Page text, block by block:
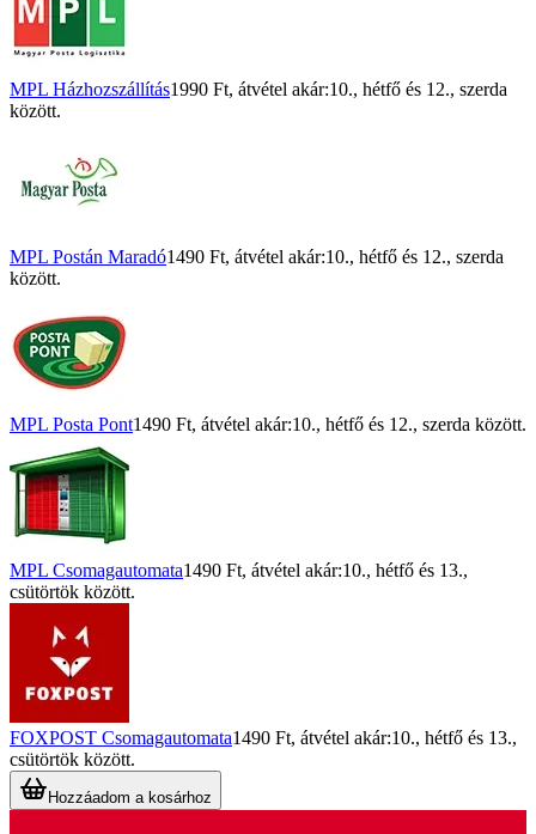
MPL Házhozszállítás1990 Ft, átvétel akár:10., hétfő és 12., szerda
között.
MPL Postán Maradó1490 Ft, átvétel akár:10., hétfő és 12., szerda
között.
MPL Posta Pont1490 Ft, átvétel akár:10., hétfő és 12., szerda között.
MPL Csomagautomata1490 Ft, átvétel akár:10., hétfő és 13.,
csütörtök között.
FOXPOST Csomagautomata1490 Ft, átvétel akár:10., hétfő és 13.,
csütörtök között.
Hozzáadom a kosárhoz